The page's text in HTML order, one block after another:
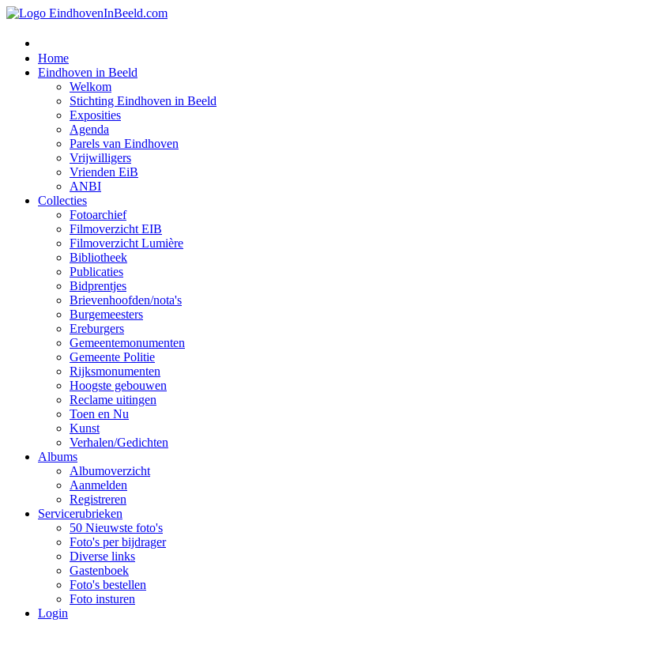
Home
Eindhoven in Beeld
Welkom
Stichting Eindhoven in Beeld
Exposities
Agenda
Parels van Eindhoven
Vrijwilligers
Vrienden EiB
ANBI
Collecties
Fotoarchief
Filmoverzicht EIB
Filmoverzicht Lumière
Bibliotheek
Publicaties
Bidprentjes
Brievenhoofden/nota's
Burgemeesters
Ereburgers
Gemeentemonumenten
Gemeente Politie
Rijksmonumenten
Hoogste gebouwen
Reclame uitingen
Toen en Nu
Kunst
Verhalen/Gedichten
Albums
Albumoverzicht
Aanmelden
Registreren
Servicerubrieken
50 Nieuwste foto's
Foto's per bijdrager
Diverse links
Gastenboek
Foto's bestellen
Foto insturen
Login